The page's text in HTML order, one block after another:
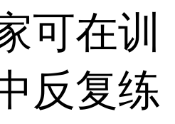
可在训
反复练